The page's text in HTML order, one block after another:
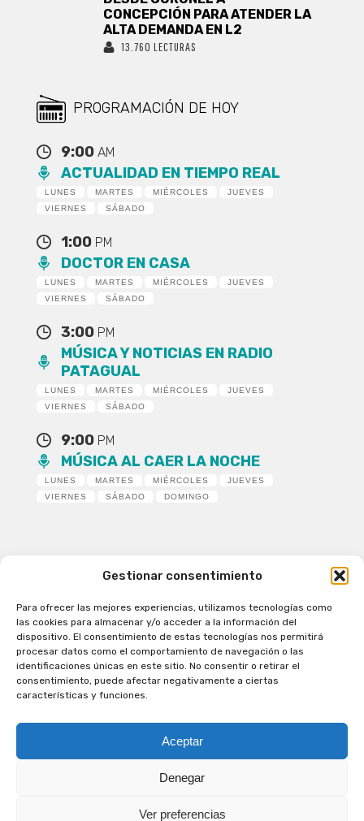
Gestionar consentimiento
Para ofrecer las mejores experiencias, utilizamos tecnologías como
las cookies para almacenar y/o acceder a la información del
dispositivo. El consentimiento de estas tecnologías nos permitirá
procesar datos como el comportamiento de navegación o las
identificaciones únicas en este sitio. No consentir o retirar el
consentimiento, puede afectar negativamente a ciertas
características y funciones.
Aceptar
Denegar
Ver preferencias
CONCEPCIÓN PARA ATENDER LA
ALTA DEMANDA EN L2
13.760 LECTURAS
PROGRAMACIÓN DE HOY
9:00 AM
ACTUALIDAD EN TIEMPO REAL
LUNES MARTES MIÉRCOLES
JUEVES
VIERNES
SÁBADO
1:00 PM
DOCTOR EN CASA
LUNES MARTES MIÉRCOLES
JUEVES
VIERNES
SÁBADO
3:00 PM
MÚSICA Y NOTICIAS EN RADIO
PATAGUAL
LUNES MARTES MIÉRCOLES
JUEVES
VIERNES
SÁBADO
9:00 PM
MÚSICA AL CAER LA NOCHE
LUNES MARTES MIÉRCOLES
JUEVES
VIERNES
SÁBADO DOMINGO
Patagual Radio Digital 2026 - Todos los derechos
reservados
la Radio de Verdad
Cobertura
Programación
Síguenos en nuestras Redes Sociales